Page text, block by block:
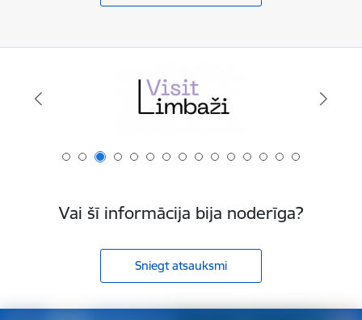
Vai šī informācija bija noderīga?
Sniegt atsauksmi